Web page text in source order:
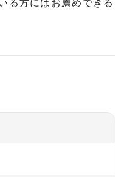
る方にはお薦めできる